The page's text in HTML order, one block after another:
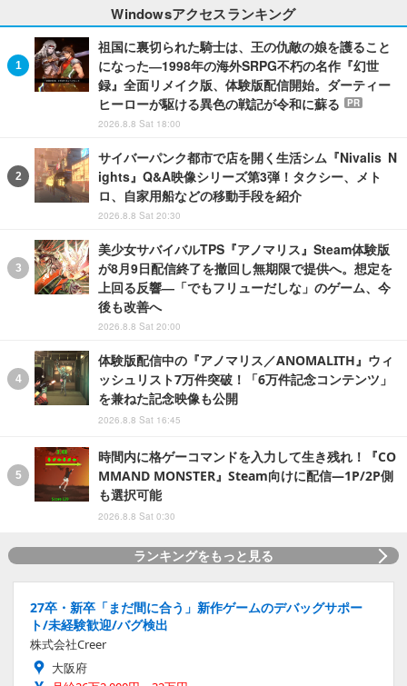
Windowsアクセスランキング
祖国に裏切られた騎士は、王の仇敵の娘を護ること
になった―1998年の海外SRPG不朽の名作『幻世
録』全面リメイク版、体験版配信開始。ダーティー
ヒーローが駆ける異色の戦記が令和に蘇る
PR
2026.8.8 Sat 18:00
サイバーパンク都市で店を開く生活シム『Nivalis N
ights』Q&A映像シリーズ第3弾！タクシー、メト
ロ、自家用船などの移動手段を紹介
2026.8.8 Sat 20:30
美少女サバイバルTPS『アノマリス』Steam体験版
が8月9日配信終了を撤回し無期限で提供へ。想定を
上回る反響―「でもフリューだしな」のゲーム、今
後も改善へ
2026.8.8 Sat 20:00
体験版配信中の『アノマリス／ANOMALITH』ウィ
ッシュリスト7万件突破！「6万件記念コンテンツ」
を兼ねた記念映像も公開
2026.8.8 Sat 16:45
時間内に格ゲーコマンドを入力して生き残れ！『CO
MMAND MONSTER』Steam向けに配信―1P/2P側
も選択可能
2026.8.8 Sat 0:30
ランキングをもっと見る
27卒・新卒「まだ間に合う」新作ゲームのデバッグサポー
ト/未経験歓迎/バグ検出
株式会社Creer
大阪府